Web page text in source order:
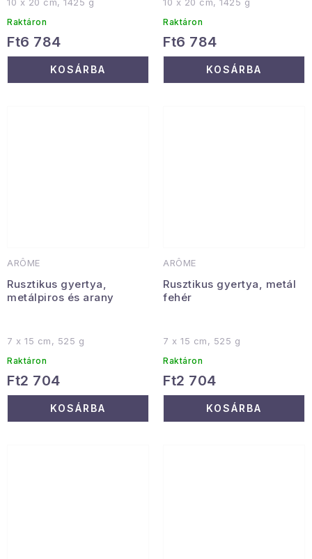
Raktáron
Ft6 784
KOSÁRBA
Raktáron
Ft6 784
KOSÁRBA
ARÔME
Rusztikus gyertya,
metálpiros és arany
7 x 15 cm, 525 g
Raktáron
Ft2 704
KOSÁRBA
ARÔME
Rusztikus gyertya, metál
fehér
7 x 15 cm, 525 g
Raktáron
Ft2 704
KOSÁRBA